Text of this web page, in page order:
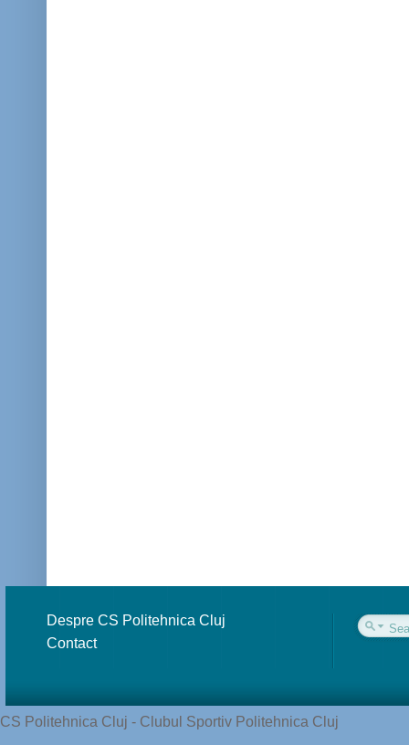
Despre CS Politehnica Cluj
Contact
CS Politehnica Cluj - Clubul Sportiv Politehnica Cluj